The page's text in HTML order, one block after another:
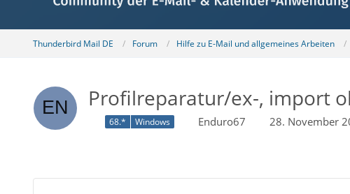
Thunderbird Mail DE Forum Hilfe zu E-Mail und allgemeines Arbeiten
Profilreparatur/ex-, import
68.* Windows Enduro67 28. November